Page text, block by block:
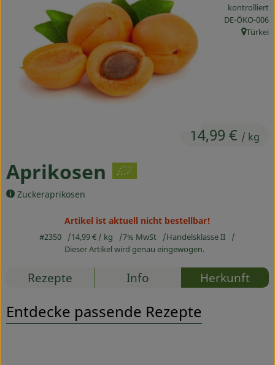
Ökokisten
Obst & Gemüse
Kühltheke
Backwaren
Drogerie
Blog & Aktuelles
Aprikosen
Zuckeraprikosen
14,99 € / kg
kontrolliert
,DE-ÖKO-006
,Türkei
Artikel ist aktuell nicht bestellbar!
#2350 14,99 € / kg 7% MwSt
Handelsklasse II
Dieser Artikel wird genau eingewogen.
Rezepte Info Herkunft
Entdecke passende Rezepte